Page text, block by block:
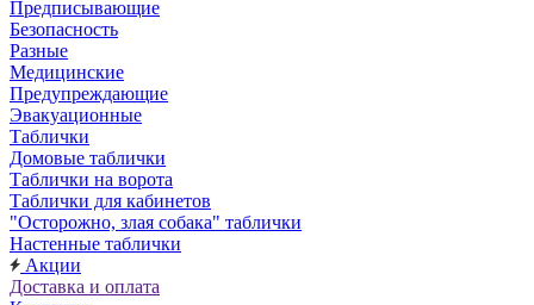
Предписывающие
Безопасность
Разные
Медицинские
Предупреждающие
Эвакуационные
Таблички
Домовые таблички
Таблички на ворота
Таблички для кабинетов
"Осторожно, злая собака" таблички
Настенные таблички
Акции
Доставка и оплата